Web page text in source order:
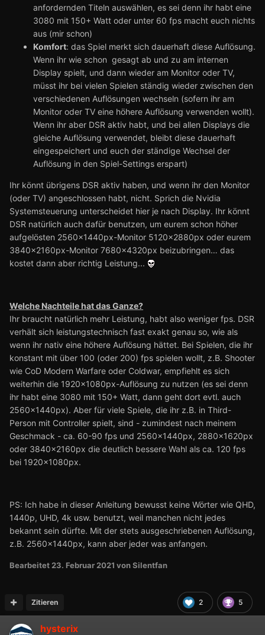
anfordernden Titeln auswählen, es sei denn ihr habt eine
3080 mit 150+ Watt oder unter 60 fps macht euch nichts
aus (mir schon)
Komfort: das Spiel merkt sich dauerhaft diese Auflösung.
Wenn ihr wie schon gesagt ab und zu am internen
Display spielt, und dann wieder am Monitor oder TV,
müsst ihr bei vielen Spielen ständig wieder zwischen den
verschiedenen Auflösungen wechseln (sofern ihr am
Monitor oder TV eine höhere Auflösung verwenden wollt).
Wenn ihr aber DSR aktiv habt, und bei allen Displays die
gleiche Auflösung verwendet, bleibt diese dauerhaft
eingespeichert und euch der ständige Wechsel der
Auflösung in den Spiel-Settings erspart)
Ihr könnt übrigens DSR aktiv haben, und wenn ihr den Monitor
(oder TV) angeschlossen habt, nicht. Sprich die Nvidia
Systemsteuerung unterscheidet hier je nach Display. Ihr könnt
DSR natürlich auch dafür benutzen, um eurem schon höher
aufgelösten 2560x1440px-Monitor 5120x2880px oder eurem
3840x2160px-Monitor 7680x4320px beizubringen… das
kostet dann aber richtig Leistung...
Welche Nachteile hat das Ganze?
Ihr braucht natürlich mehr Leistung, habt also weniger fps. DSR
verhält sich leistungstechnisch fast exakt genau so, wie als
wenn ihr nativ eine höhere Auflösung hättet. Bei Spielen, die ihr
konstant mit über 100 (oder 200) fps spielen wollt, z.B. Shooter
wie CoD Modern Warfare oder Coldwar, empfiehlt es sich
weiterhin die 1920x1080px-Auflösung zu nutzen (es sei denn
ihr habt eine 3080 mit 150+ Watt, dann geht dort evtl. auch
2560x1440px). Aber für viele Spiele, die ihr z.B. in Third-
Person mit Controller spielt, sind - zumindest nach meinem
Geschmack - ca. 60-90 fps und 2560x1440px, 2880x1620px
oder 3840x2160px die deutlich bessere Wahl als ca. 120 fps
bei 1920x1080px.
PS: Ich habe in dieser Anleitung bewusst keine Wörter wie QHD,
1440p, UHD, 4k usw. benutzt, weil manchen nicht jedes
bekannt sein dürfte. Mit der stets ausgeschriebenen Auflösung,
z.B. 2560x1440px, kann aber jeder was anfangen.
Bearbeitet 23. Februar 2021 von Silentfan
2 5
Zitieren
hysterix